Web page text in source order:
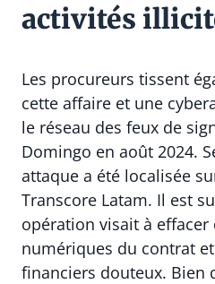
activités
Les procureurs tissent
cette affaire et une
le réseau des feux de
Domingo en août 2024.
attaque a été localisée
Transcore Latam. Il est
opération visait à effacer
numériques du contrat
financiers douteux. Bien